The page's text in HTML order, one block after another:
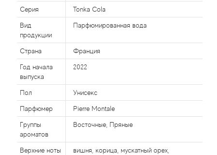
Серия Tonka Cola
Вид
продукции
Парфюмированная вода
Страна Франция
Год начала
выпуска
2022
Пол Унисекс
Парфюмер Pierre Montale
Группы
ароматов
Восточные, Пряные
Верхние ноты
вишня, корица, мускатный орех,
Affinessence
Afnan
Agatha Ruiz de la Prada
Agent Provocateur
Agonist
Aigner